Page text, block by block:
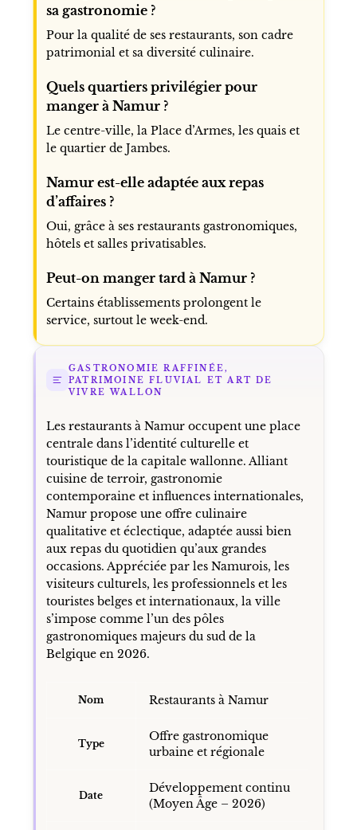
sa gastronomie ?
Pour la qualité de ses restaurants, son cadre
patrimonial et sa diversité culinaire.
Quels quartiers privilégier pour
manger à Namur ?
Le centre-ville, la Place d’Armes, les quais et
le quartier de Jambes.
Namur est-elle adaptée aux repas
d’affaires ?
Oui, grâce à ses restaurants gastronomiques,
hôtels et salles privatisables.
Peut-on manger tard à Namur ?
Certains établissements prolongent le
service, surtout le week-end.
GASTRONOMIE RAFFINÉE,
PATRIMOINE FLUVIAL ET ART DE
VIVRE WALLON
Les restaurants à Namur occupent une place
centrale dans l’identité culturelle et
touristique de la capitale wallonne. Alliant
cuisine de terroir, gastronomie
contemporaine et influences internationales,
Namur propose une offre culinaire
qualitative et éclectique, adaptée aussi bien
aux repas du quotidien qu’aux grandes
occasions. Appréciée par les Namurois, les
visiteurs culturels, les professionnels et les
touristes belges et internationaux, la ville
s’impose comme l’un des pôles
gastronomiques majeurs du sud de la
Belgique en 2026.
Nom Restaurants à Namur
Type
Offre gastronomique
urbaine et régionale
Date
Développement continu
(Moyen Âge – 2026)